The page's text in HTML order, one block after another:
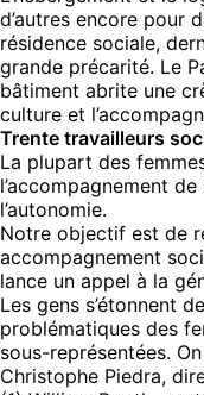
d’autres encore pour
résidence sociale,
grande précarité. Le
bâtiment abrite une
culture et
Trente travailleurs
La plupart des
l’accompagnement
l’autonomie.
Notre objectif est de
accompagnement
lance un appel à la
Les gens s’étonnent
problématiques des
sous-représentées.
Christophe Piedra,